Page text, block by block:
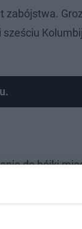
zabójstwa.
do bójki
że walka
W trakcie